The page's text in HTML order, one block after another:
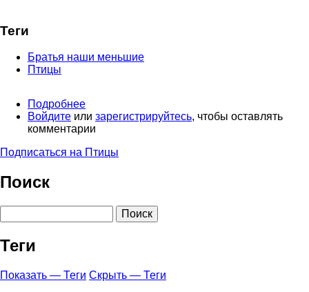
Теги
Братья наши меньшие
Птицы
Подробнее
Дерзкое
ограбление
центре
Войдите или зарегистрируйтесь, чтобы оставлять
комментарии
Подписаться на Птицы
Поиск
Теги
Показать — Теги Скрыть — Теги